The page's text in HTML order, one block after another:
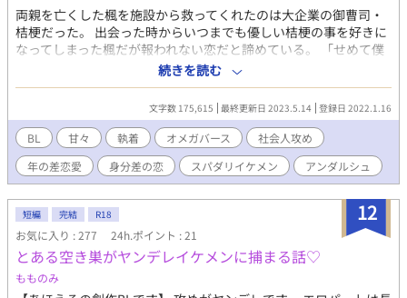
両親を亡くした楓を施設から救ってくれたのは大企業の御曹司・
桔梗だった。 出会った時からいつまでも優しい桔梗の事を好きに
なってしまった楓だが報われない恋だと諦めている。 「せめて僕
がαだったら……Ωだったら……。もう少しあなたに近づけたでし
ょうか」 「使用人としてでいいからここに居たい……」 楓の十八
の誕生日の夜、前から体調の悪かった楓の部屋を桔梗が訪れると
そこには発情（ヒート）を起こした楓の姿が。 「やはり君は、私
の運命だ」そう呟く桔梗。 スパダリ御曹司αの桔梗×βからΩに変
わってしまった天涯孤独の楓が紡ぐ身分差恋愛です。
続きを読む
文字数 175,615 最終更新日 2023.5.14 登録日 2022.1.16
BL 甘々 執着 オメガバース
社会人攻め
年の差恋愛
身分差の恋 スパダリイケメン アンダルシュ
12
短編 完結 R18
お気に入り : 277 24h.ポイント : 21
とある空き巣がヤンデレイケメンに捕まる話♡
もものみ